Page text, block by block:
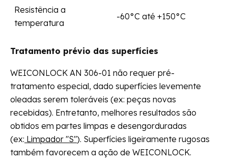
Resistência a
temperatura
-60°C até +150°C
Tratamento prévio das superfícies
WEICONLOCK AN 306-01 não requer pré-
tratamento especial, dado superfícies levemente
oleadas serem toleráveis (ex: peças novas
recebidas). Entretanto, melhores resultados são
obtidos em partes limpas e desengorduradas
(ex: Limpador "S"). Superfícies ligeiramente rugosas
também favorecem a ação de WEICONLOCK.